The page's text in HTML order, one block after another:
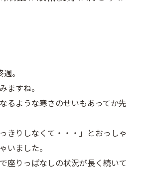
。
ますね。
るような寒さのせいもあってか先
きりしなくて・・・」とおっしゃ
いました。
座りっぱなしの状況が長く続いて